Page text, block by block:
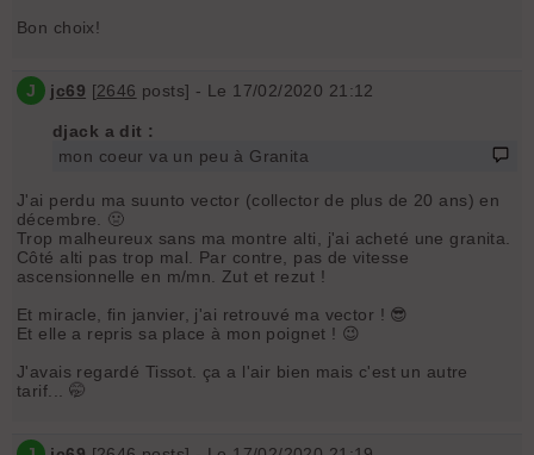
Bon choix!
J jc69 [2646 posts] - Le 17/02/2020 21:12
djack a dit :
mon coeur va un peu à Granita
J'ai perdu ma suunto vector (collector de plus de 20 ans) en
décembre. 🤢
Trop malheureux sans ma montre alti, j'ai acheté une granita.
Côté alti pas trop mal. Par contre, pas de vitesse
ascensionnelle en m/mn. Zut et rezut !
Et miracle, fin janvier, j'ai retrouvé ma vector ! 😎
Et elle a repris sa place à mon poignet ! 😉
J'avais regardé Tissot. ça a l'air bien mais c'est un autre
tarif... 🤭